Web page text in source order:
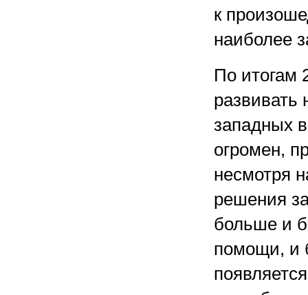
к
наиболее
По итогам
развивать
западных
огромен,
несмотря
решения
больше и
помощи, и